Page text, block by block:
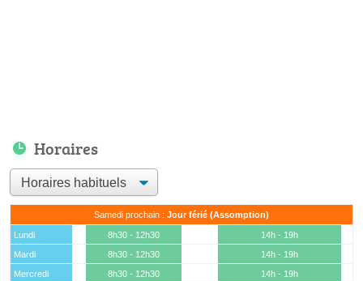
Horaires
Samedi prochain : Jour férié (Assomption)
Lundi 8h30 - 12h30
14h - 19h
Mardi
8h30 - 12h30
14h - 19h
Mercredi
8h30 - 12h30
14h - 19h